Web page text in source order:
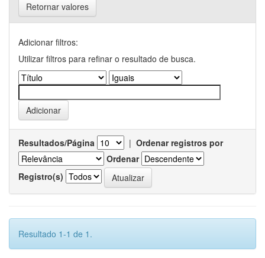
Retornar valores
Adicionar filtros:
Utilizar filtros para refinar o resultado de busca.
Resultados/Página | Ordenar registros por
Ordenar
Registro(s)
Resultado 1-1 de 1.